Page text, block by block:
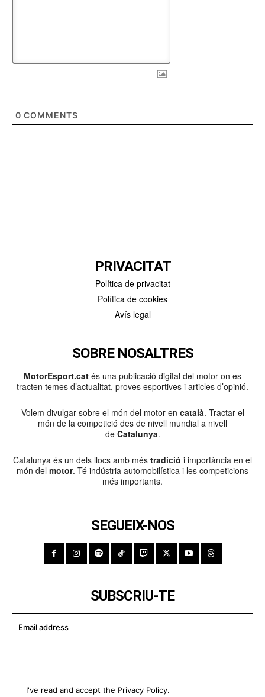
0 COMMENTS
PRIVACITAT
Política de privacitat
Política de cookies
Avís legal
SOBRE NOSALTRES
MotorEsport.cat és una publicació digital del motor on es
tracten temes d’actualitat, proves esportives i articles d’opinió.
Volem divulgar sobre el món del motor en català. Tractar el
món de la competició des de nivell mundial a nivell
de Catalunya.
Catalunya és un dels llocs amb més tradició i importància en el
món del motor. Té indústria automobilística i les competicions
més importants.
SEGUEIX-NOS
SUBSCRIU-TE
I've read and accept the Privacy Policy.